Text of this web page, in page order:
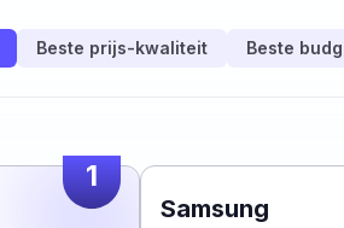
Beste prijs-kwaliteit Beste
1
Samsung